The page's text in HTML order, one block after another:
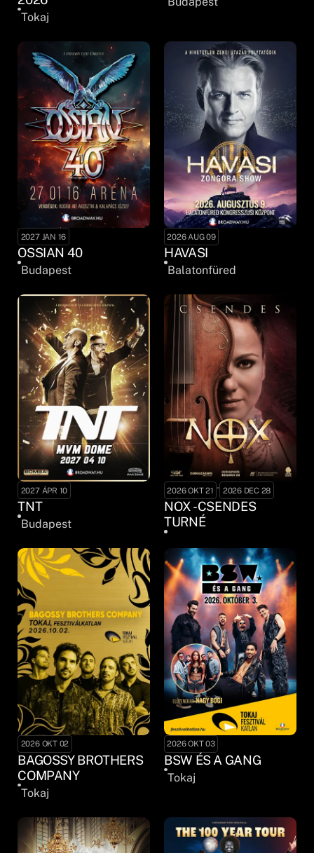
Tokaj
2027 JAN 16
OSSIAN 40
Budapest
2026 AUG 09
HAVASI
Balatonfüred
2027 ÁPR 10
TNT
Budapest
2026 OKT 21 - 2026 DEC 28
NOX - CSENDES
TURNÉ
2026 OKT 02
BAGOSSY BROTHERS
COMPANY
Tokaj
2026 OKT 03
BSW ÉS A GANG
Tokaj